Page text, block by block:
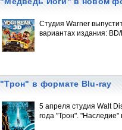
Студия Warner
вариантах издания:
"Трон" в формате Blu-ray
5 апреля студия Walt
года "Трон". "Наследие"